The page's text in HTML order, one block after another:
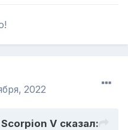
2022
Scorpion V сказал: